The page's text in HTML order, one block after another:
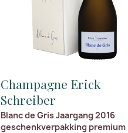
Champagne Erick
Schreiber
Blanc de Gris Jaargang 2016
geschenkverpakking premium